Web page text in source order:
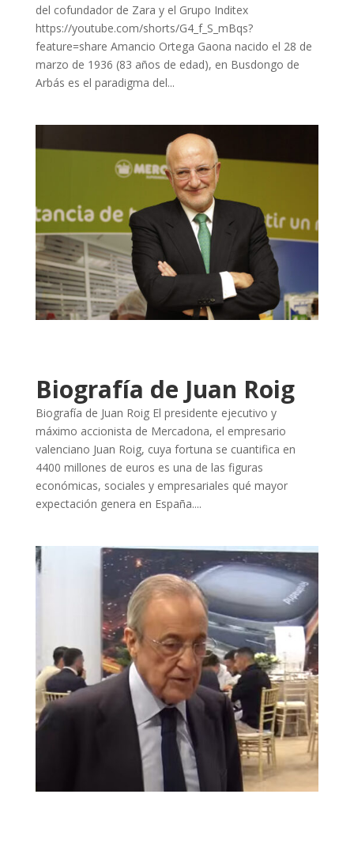
del cofundador de Zara y el Grupo Inditex
https://youtube.com/shorts/G4_f_S_mBqs?
feature=share Amancio Ortega Gaona nacido el 28 de
marzo de 1936 (83 años de edad), en Busdongo de
Arbás es el paradigma del...
Biografía de Juan Roig
Biografía de Juan Roig El presidente ejecutivo y
máximo accionista de Mercadona, el empresario
valenciano Juan Roig, cuya fortuna se cuantifica en
4400 millones de euros es una de las figuras
económicas, sociales y empresariales qué mayor
expectación genera en España....